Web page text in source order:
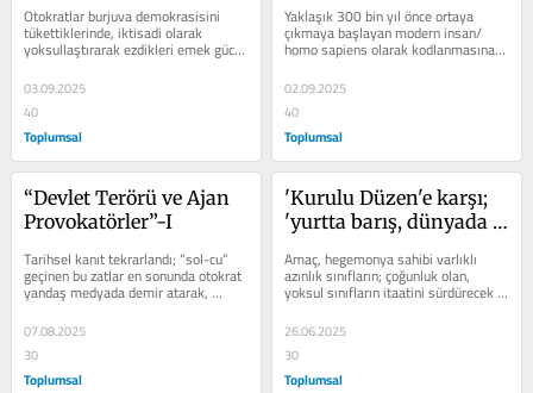
Otokratlar burjuva demokrasisini
tükettiklerinde, iktisadi olarak
yoksullaştırarak ezdikleri emek gücü
sahiplerini nasıl hizaya sokacakları...
03.09.2025
40
Toplumsal
Yaklaşık 300 bin yıl önce ortaya
çıkmaya başlayan modern insan/
homo sapiens olarak kodlanmasına
karşın; insanlık tarihi içinde...
02.09.2025
40
Toplumsal
“Devlet Terörü ve Ajan
Provokatörler”-I
Tarihsel kanıt tekrarlandı; “sol-cu”
geçinen bu zatlar en sonunda otokrat
yandaş medyada demir atarak,
Kemalist devrimci ve  sosyalist...
07.08.2025
30
Toplumsal
'Kurulu Düzen'e karşı;
'yurtta barış, dünyada
Amaç, hegemonya sahibi varlıklı
azınlık sınıfların; çoğunluk olan,
yoksul sınıfların itaatini sürdürecek
“müesses nizam/...
26.06.2025
30
Toplumsal